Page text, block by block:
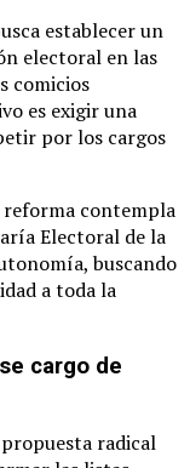
establecer un
electoral en las
comicios
es exigir una
por los cargos
reforma contempla
Electoral de la
buscando
a toda la
cargo de
radical